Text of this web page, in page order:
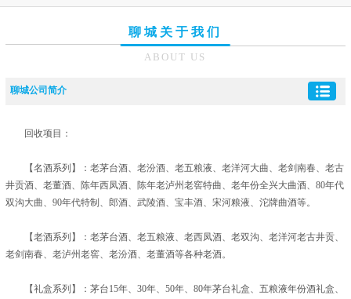
聊城关于我们
ABOUT US
聊城公司简介
回收项目：
【名酒系列】：老茅台酒、老汾酒、老五粮液、老洋河大曲、老剑南春、老古
井贡酒、老董酒、陈年西凤酒、陈年老泸州老窖特曲、老年份全兴大曲酒、80年代
双沟大曲、90年代特制、郎酒、武陵酒、宝丰酒、宋河粮液、沱牌曲酒等。
【老酒系列】：老茅台酒、老五粮液、老西凤酒、老双沟、老洋河老古井贡、
老剑南春、老泸州老窖、老汾酒、老董酒等各种老酒。
【礼盒系列】：茅台15年、30年、50年、80年茅台礼盒、五粮液年份酒礼盒、